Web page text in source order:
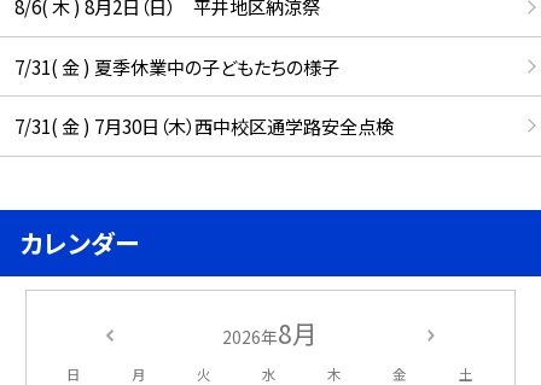
8/6( 木 ) 8月2日（日） 平井地区納涼祭
7/31( 金 ) 夏季休業中の子どもたちの様子
7/31( 金 ) 7月30日（木）西中校区通学路安全点検
カレンダー
2026年8月
日 月 火 水 木 金 土